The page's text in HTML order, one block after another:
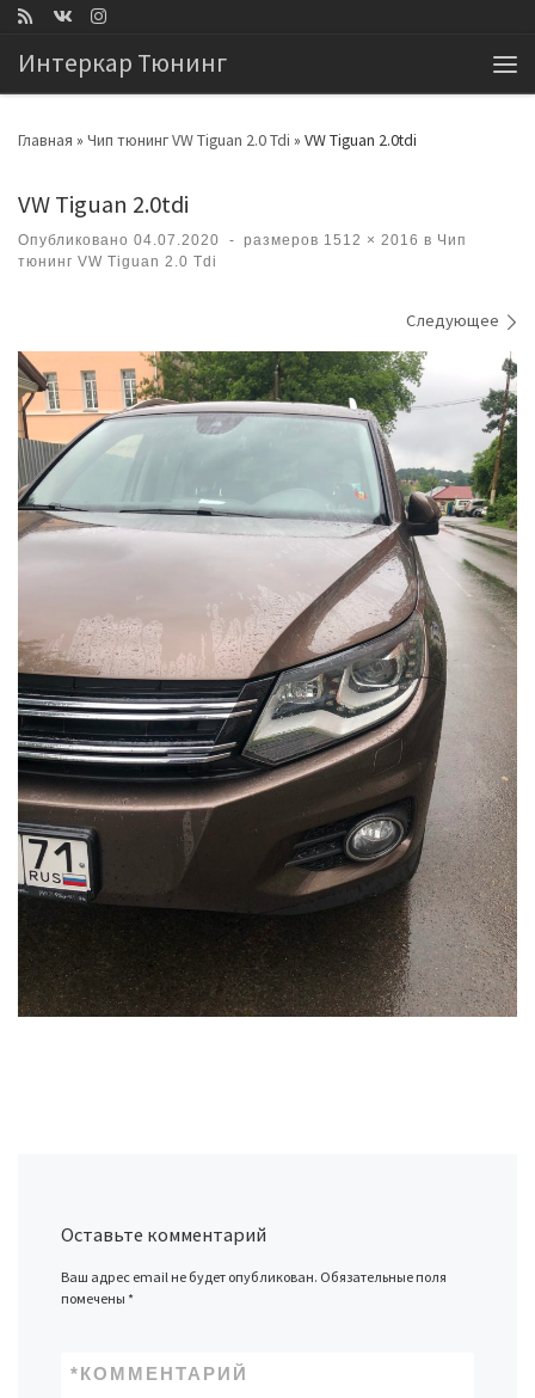
Интеркар Тюнинг
Главная » Чип тюнинг VW Tiguan 2.0 Tdi » VW Tiguan 2.0tdi
VW Tiguan 2.0tdi
Опубликовано 04.07.2020 - размеров 1512 × 2016 в Чип
тюнинг VW Tiguan 2.0 Tdi
Следующее
Оставьте комментарий
Ваш адрес email не будет опубликован. Обязательные поля
помечены*
КОММЕНТАРИЙ
*